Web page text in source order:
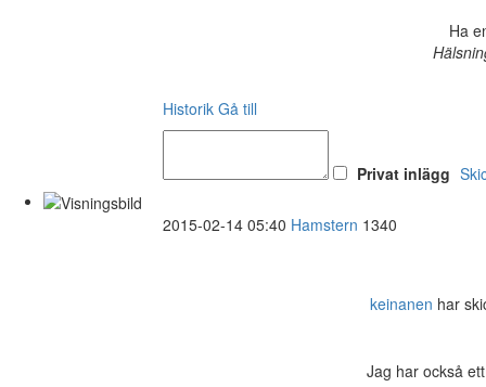
Ha
Historik Gå till
Privat inlägg
2015-02-14 05:40 Hamstern 1340
keinanen har
Jag har också